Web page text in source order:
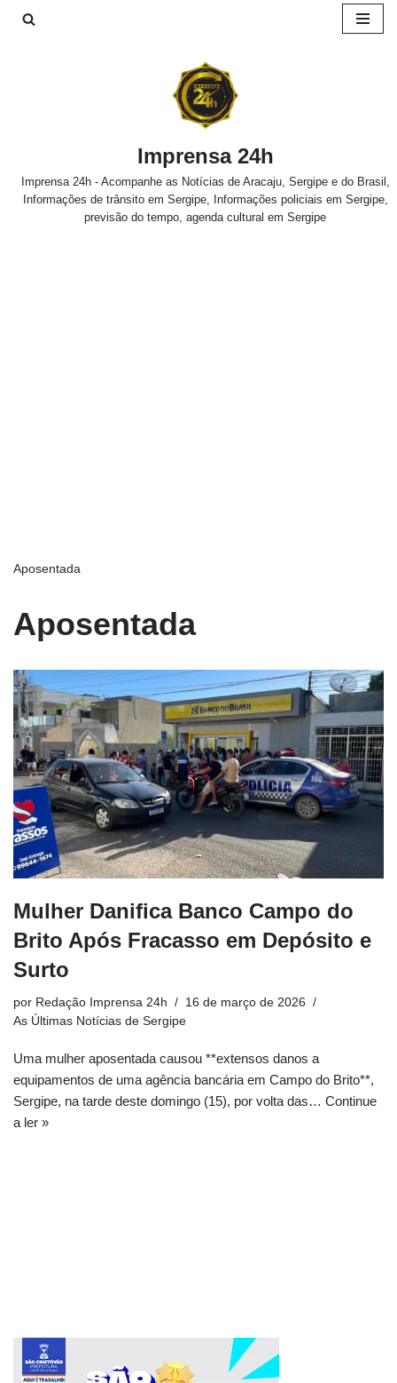
Imprensa 24h
Imprensa 24h - Acompanhe as Notícias de Aracaju, Sergipe e do Brasil,
Informações de trânsito em Sergipe, Informações policiais em Sergipe,
previsão do tempo, agenda cultural em Sergipe
Aposentada
Aposentada
Mulher Danifica Banco Campo do
Brito Após Fracasso em Depósito e
Surto
por Redação Imprensa 24h
16 de março de 2026
As Últimas Notícias de Sergipe
Uma mulher aposentada causou **extensos danos a
equipamentos de uma agência bancária em Campo do Brito**,
Sergipe, na tarde deste domingo (15), por volta das… Continue
a ler »